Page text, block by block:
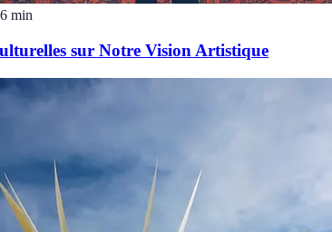
6 min
sur Notre Vision Artistique